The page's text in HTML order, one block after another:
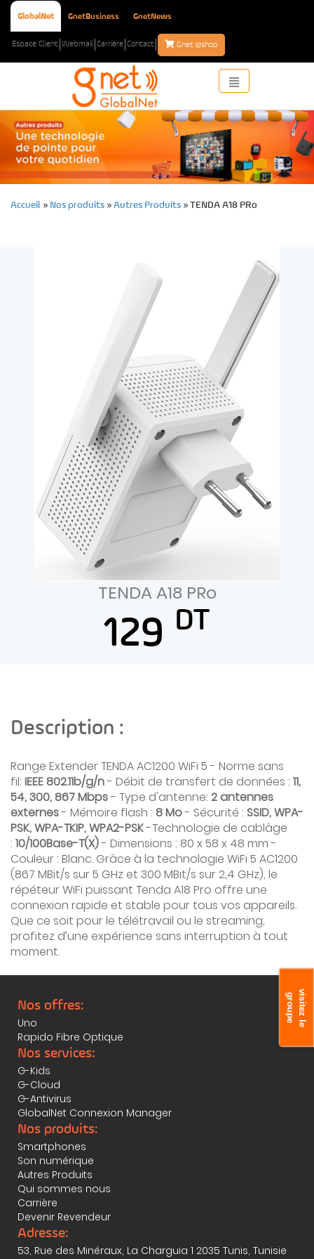
GlobalNet GnetBusiness GnetNews
Espace Client Webmail Carrière Contact Gnet eshop
Toggle
v
i s
i
t
e
z
l
e
g r
o
u
p
e
Accueil » Nos produits » Autres Produits » TENDA A18 PRo
TENDA A18 PRo
129 DT
Description :
Range Extender TENDA AC1200 WiFi 5 - Norme sans
fil: IEEE 802.11b/g/n- Débit de transfert de données : 11,
54, 300, 867 Mbps- Type d'antenne: 2 antennes
externes- Mémoire flash : 8 Mo- Sécurité : SSID, WPA-
PSK, WPA-TKIP, WPA2-PSK-Technologie de cablâge
: 10/100Base-T(X)- Dimensions : 80 x 58 x 48 mm -
Couleur : Blanc. Grâce à la technologie WiFi 5 AC1200
(867 MBit/s sur 5 GHz et 300 MBit/s sur 2,4 GHz), le
répéteur WiFi puissant Tenda A18 Pro offre une
connexion rapide et stable pour tous vos appareils.
Que ce soit pour le télétravail ou le streaming,
profitez d’une expérience sans interruption à tout
moment.
Nos offres:
Uno
Rapido Fibre Optique
Nos services:
G-Kids
G-Cloud
G-Antivirus
GlobalNet Connexion Manager
Nos produits:
Smartphones
Son numérique
Autres Produits
Qui sommes nous
Carrière
Devenir Revendeur
Adresse:
53, Rue des Minéraux, La Charguia 1 2035 Tunis, Tunisie